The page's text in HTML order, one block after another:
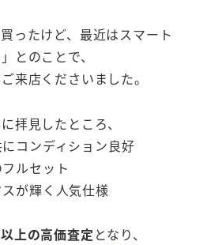
ったけど、最近はスマート
とのことで、
来店くださいました。
拝見したところ、
コンディション良好
ルセット
が輝く人気仕様
上の高価査定 となり、